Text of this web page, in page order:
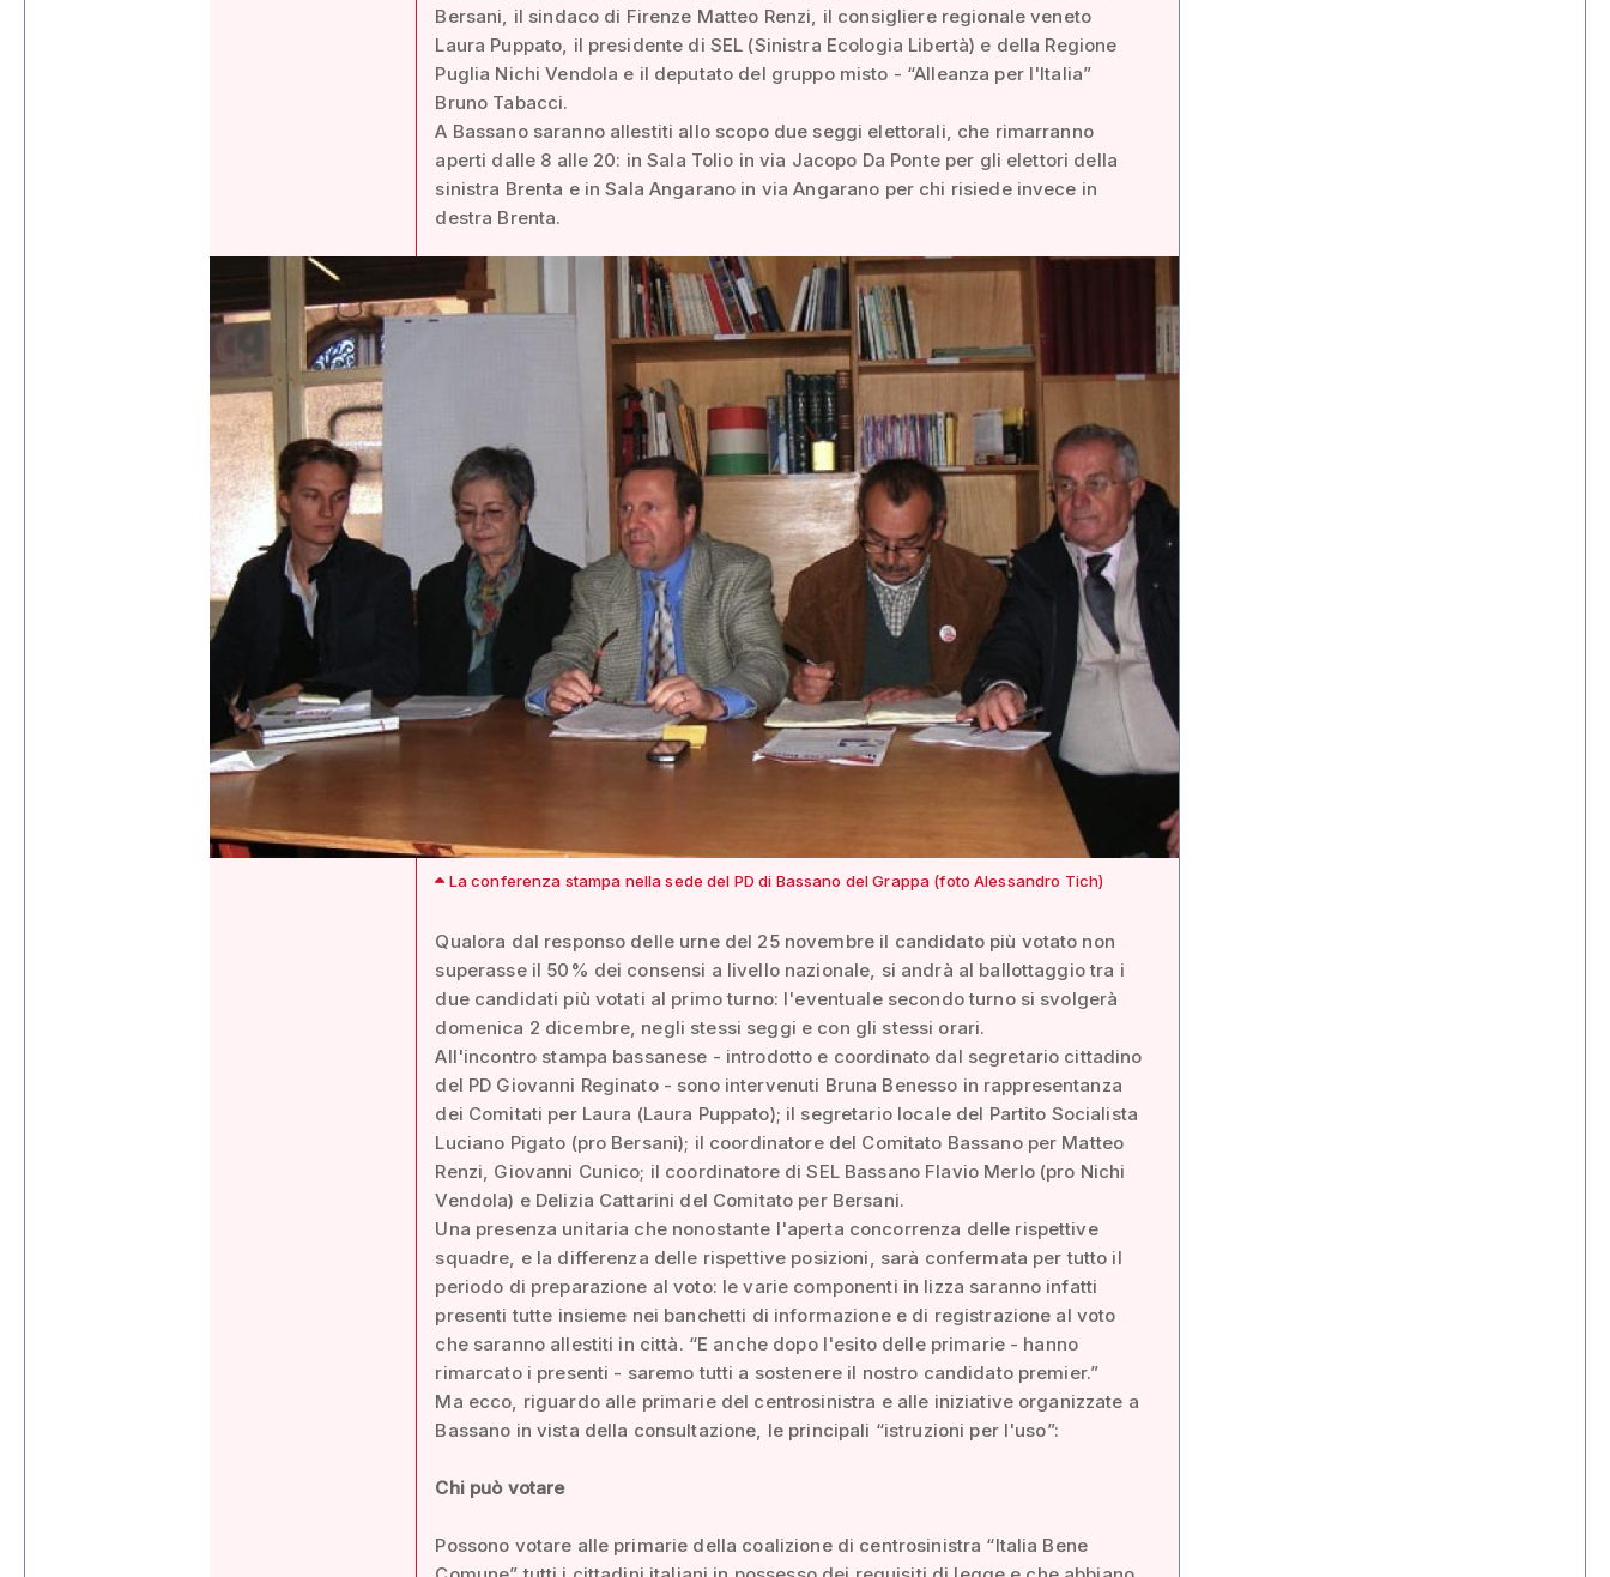
Bersani, il sindaco di Firenze Matteo Renzi, il consigliere regionale veneto
Laura Puppato, il presidente di SEL (Sinistra Ecologia Libertà) e della Regione
Puglia Nichi Vendola e il deputato del gruppo misto - “Alleanza per l'Italia”
Bruno Tabacci.
A Bassano saranno allestiti allo scopo due seggi elettorali, che rimarranno
aperti dalle 8 alle 20: in Sala Tolio in via Jacopo Da Ponte per gli elettori della
sinistra Brenta e in Sala Angarano in via Angarano per chi risiede invece in
destra Brenta.
La conferenza stampa nella sede del PD di Bassano del Grappa (foto Alessandro Tich)
Qualora dal responso delle urne del 25 novembre il candidato più votato non
superasse il 50% dei consensi a livello nazionale, si andrà al ballottaggio tra i
due candidati più votati al primo turno: l'eventuale secondo turno si svolgerà
domenica 2 dicembre, negli stessi seggi e con gli stessi orari.
All'incontro stampa bassanese - introdotto e coordinato dal segretario cittadino
del PD Giovanni Reginato - sono intervenuti Bruna Benesso in rappresentanza
dei Comitati per Laura (Laura Puppato); il segretario locale del Partito Socialista
Luciano Pigato (pro Bersani); il coordinatore del Comitato Bassano per Matteo
Renzi, Giovanni Cunico; il coordinatore di SEL Bassano Flavio Merlo (pro Nichi
Vendola) e Delizia Cattarini del Comitato per Bersani.
Una presenza unitaria che nonostante l'aperta concorrenza delle rispettive
squadre, e la differenza delle rispettive posizioni, sarà confermata per tutto il
periodo di preparazione al voto: le varie componenti in lizza saranno infatti
presenti tutte insieme nei banchetti di informazione e di registrazione al voto
che saranno allestiti in città. “E anche dopo l'esito delle primarie - hanno
rimarcato i presenti - saremo tutti a sostenere il nostro candidato premier.”
Ma ecco, riguardo alle primarie del centrosinistra e alle iniziative organizzate a
Bassano in vista della consultazione, le principali “istruzioni per l'uso”:
Chi può votare
Possono votare alle primarie della coalizione di centrosinistra “Italia Bene